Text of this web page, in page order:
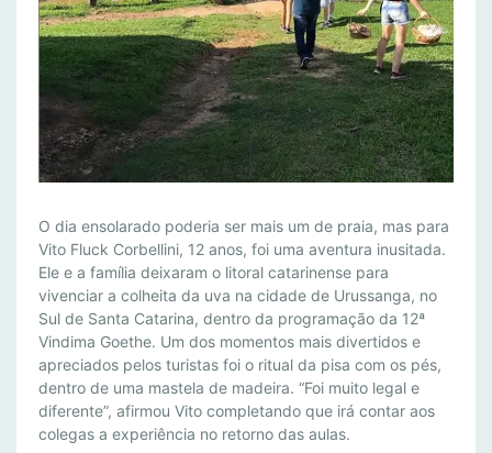
V
I
N
D
I
M
A
G
O
O dia ensolarado poderia ser mais um de praia, mas para
Vito Fluck Corbellini, 12 anos, foi uma aventura inusitada.
Ele e a família deixaram o litoral catarinense para
vivenciar a colheita da uva na cidade de Urussanga, no
Sul de Santa Catarina, dentro da programação da 12ª
Vindima Goethe. Um dos momentos mais divertidos e
apreciados pelos turistas foi o ritual da pisa com os pés,
dentro de uma mastela de madeira. “Foi muito legal e
diferente”, afirmou Vito completando que irá contar aos
colegas a experiência no retorno das aulas.